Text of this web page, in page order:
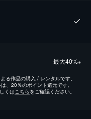
最⼤40%※
る作品の購入 / レンタルです。
、20％のポイント還元です。
くはこちらをご確認ください。